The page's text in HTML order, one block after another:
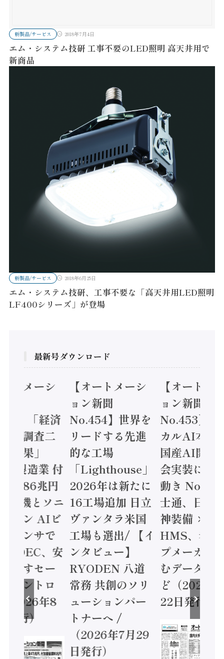
新製品/サービス 2018年7月4日
エム・システム技研 工事不要のLED照明 高天井用で
新商品
新製品/サービス 2018年6月25日
エム・システム技研、工事不要な「高天井用LED照明
LF400シリーズ」が登場
最新号ダウンロード
トメーシ
】「経済
態調査二
結果」
年製造業 付
額86兆円
電機とソニ
コン AIビ
センサで
/ IDEC、安
かすセー
コントロ
2026年8
発行）
【オートメーシ
ョン新聞
No.454】世界を
リードする先進
的な工場
「Lighthouse」
2026年は新たに
16工場追加 日立
ヴァンタラ米国
工場も選出/ 【イ
ンタビュー】
RYODEN 八道
常務 共創のソリ
ューションパー
トナーへ /
（2026年7月29
日発行）
【オートメ
ョン新聞
No.453】フ
カルAI本格
国産AI開発
会実装に活
動き
士通、日立
神装備 ×
HMS、老舗
プメーカー
むデータ活
ど（2026年
22日発行）